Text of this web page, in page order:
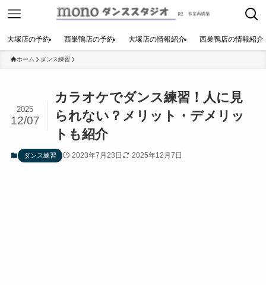
大塚店の予約 西巣鴨店の予約 大塚店の情報紹介 西巣鴨店の情報紹介
ホーム ダンス練習
カラオケでダンス練習！人に見
られない？メリット・デメリッ
トも紹介
2025
12/07
ダンス練習 2023年7月23日 2025年12月7日